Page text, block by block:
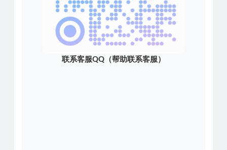
联系客服QQ（帮助联系客服）